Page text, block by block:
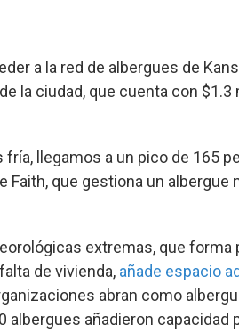
a la red de albergues de
de la ciudad, que cuenta con $1.3
llegamos a un pico de 165
Faith, que gestiona un albergue
extremas, que forma
de vivienda, añade espacio
abran como
añadieron capacidad